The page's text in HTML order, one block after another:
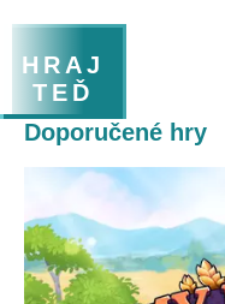
HRAJ
TEĎ
Doporučené hry